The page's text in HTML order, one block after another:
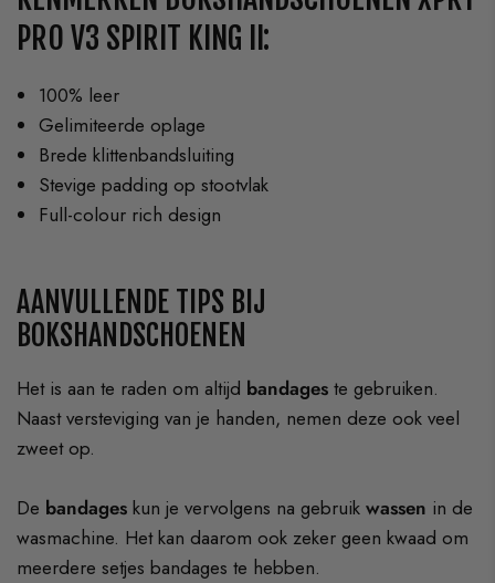
PRO V3 SPIRIT KING II:
100% leer
Gelimiteerde oplage
Brede klittenbandsluiting
Stevige padding op stootvlak
Full-colour rich design
AANVULLENDE TIPS BIJ
BOKSHANDSCHOENEN
Het is aan te raden om altijd bandageste gebruiken.
Naast versteviging van je handen, nemen deze ook veel
zweet op.
De bandageskun je vervolgens na gebruikwassen in de
wasmachine. Het kan daarom ook zeker geen kwaad om
meerdere setjes bandages te hebben.